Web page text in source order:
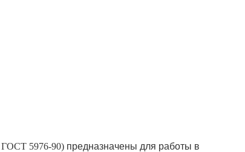
ГОСТ 5976-90) предназначены для работы в